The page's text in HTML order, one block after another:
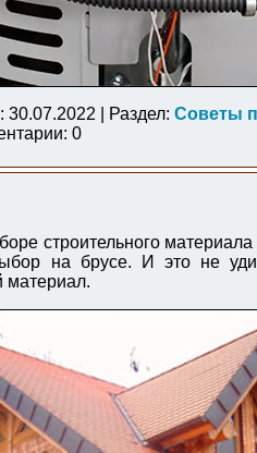
30.07.2022 | Раздел: Советы
0
строительного
на брусе. И это не
материал.